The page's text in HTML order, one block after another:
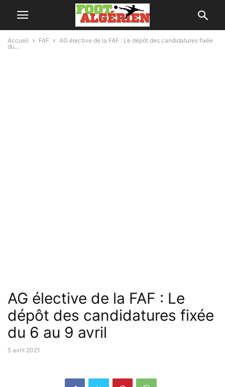
Accueil FAF
AG élective de la FAF : Le dépôt des candidatures fixée
du...
AG élective de la FAF : Le
dépôt des candidatures fixée
du 6 au 9 avril
5 avril 2021